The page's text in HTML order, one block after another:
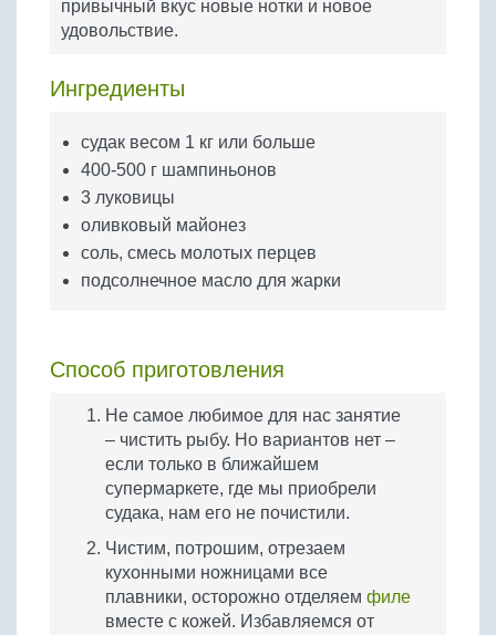
Бобовые
Яйца
привычный вкус новые нотки и новое
удовольствие.
Ингредиенты
cудак весом 1 кг или больше
400-500 г шампиньонов
3 луковицы
оливковый майонез
соль, смесь молотых перцев
подсолнечное масло для жарки
Способ приготовления
Не самое любимое для нас занятие
– чистить рыбу. Но вариантов нет –
если только в ближайшем
супермаркете, где мы приобрели
судака, нам его не почистили.
Чистим, потрошим, отрезаем
кухонными ножницами все
плавники, осторожно отделяем филе
вместе с кожей. Избавляемся от